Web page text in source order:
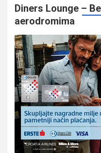
Diners Lounge –
aerodromima